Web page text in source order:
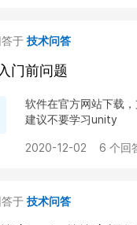
于 技术问答
门前问题
软件在官方网站下载
建议不要学习unity
2020-12-02 6 个回
于 技术问答